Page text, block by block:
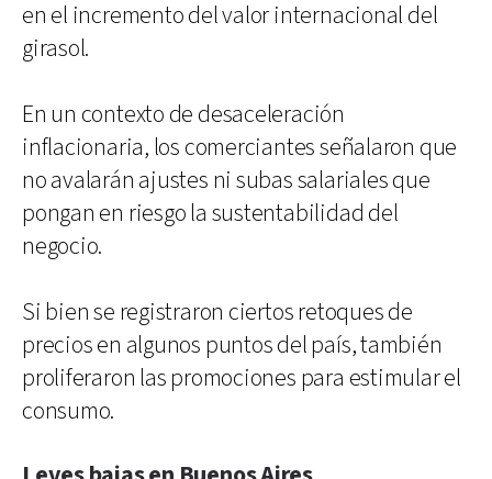
en el incremento del valor internacional del
girasol.
En un contexto de desaceleración
inflacionaria, los comerciantes señalaron que
no avalarán ajustes ni subas salariales que
pongan en riesgo la sustentabilidad del
negocio.
Si bien se registraron ciertos retoques de
precios en algunos puntos del país, también
proliferaron las promociones para estimular el
consumo.